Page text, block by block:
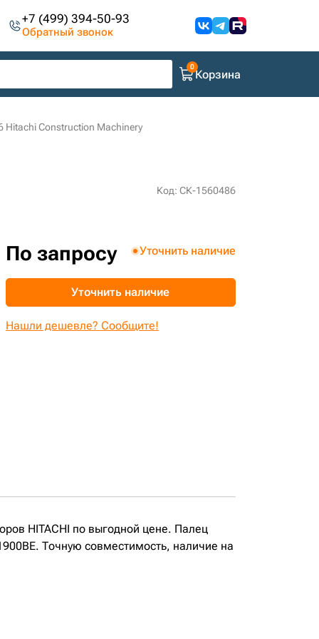
+7 (499) 394-50-93
Обратный звонок
Корзина
Hitachi Construction Machinery
Код: СК-1560486
По запросу Уточнить наличие
Уточнить наличие
Нашли дешевле? Сообщите!
HITACHI по выгодной цене. Палец
Точную совместимость, наличие на